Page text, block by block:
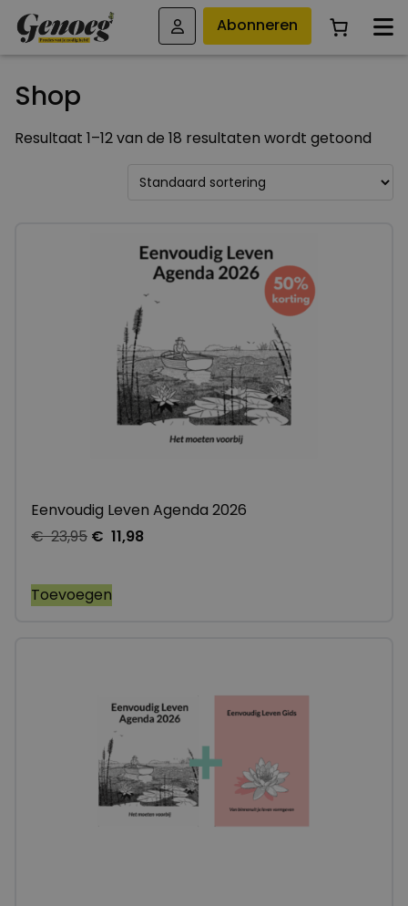
Abonneren
Shop
Resultaat 1–12 van de 18 resultaten wordt getoond
Eenvoudig Leven Agenda 2026
€23,95 € 11,98
Toevoegen